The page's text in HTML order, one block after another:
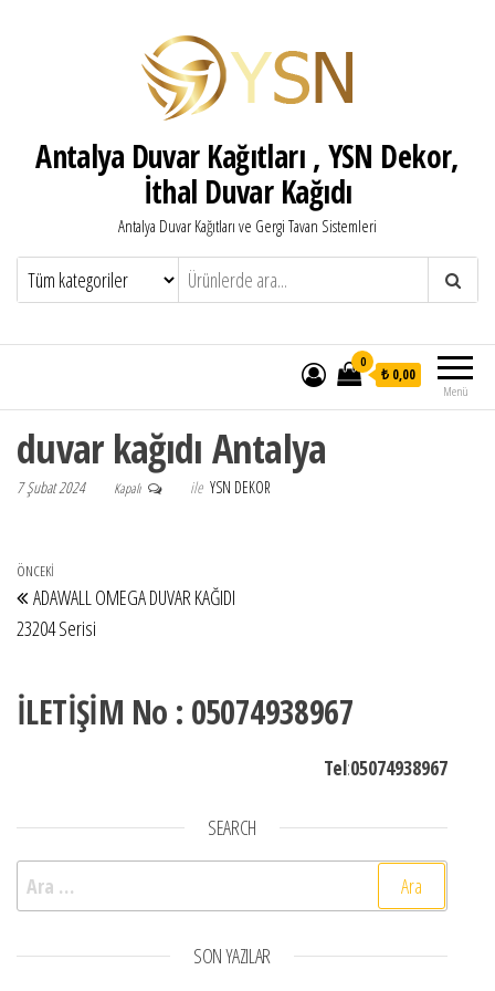
Antalya Duvar Kağıtları , YSN Dekor,
İthal Duvar Kağıdı
Antalya Duvar Kağıtları ve Gergi Tavan Sistemleri
Menü
0
₺ 0,00
duvar kağıdı Antalya
7 Şubat 2024 Kapalı ile YSN DEKOR
Yazı gezinmesi
Önceki Yazı
ÖNCEKI
ADAWALL OMEGA DUVAR KAĞIDI
23204 Serisi
İLETİŞİM No : 05074938967
Tel:05074938967
SEARCH
Arama:
SON YAZILAR